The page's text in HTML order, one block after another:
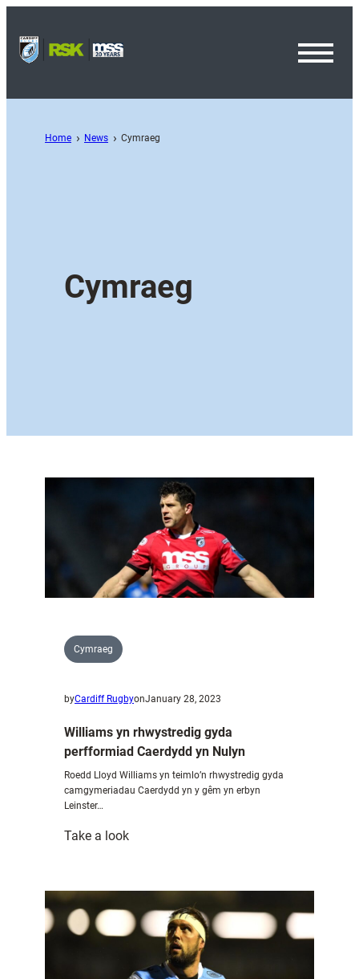
Home News Cymraeg
Cymraeg
Cymraeg
byCardiff RugbyonJanuary 28, 2023
Williams yn rhwystredig gyda
perfformiad Caerdydd yn Nulyn
Roedd Lloyd Williams yn teimlo’n rhwystredig gyda
camgymeriadau Caerdydd yn y gêm yn erbyn
Leinster…
Take a look:
rhwystredig
gyda
perfformiad
Caerdydd
yn